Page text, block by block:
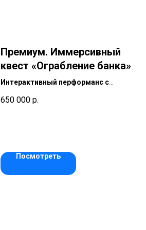
Премиум. Иммерсивный
квест «Ограбление банка»
Интерактивный перформанс с
банка и тюрьмы. Полное погружение
проживают настоящий
эмоциональный опыт.
650 000 р.
Посмотреть